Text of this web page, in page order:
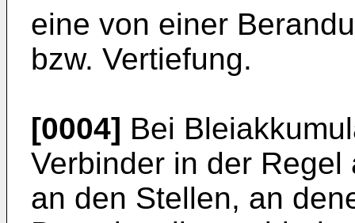
eine von einer
bzw. Vertiefung.
[0004] Bei
Verbinder in der
an den Stellen, an